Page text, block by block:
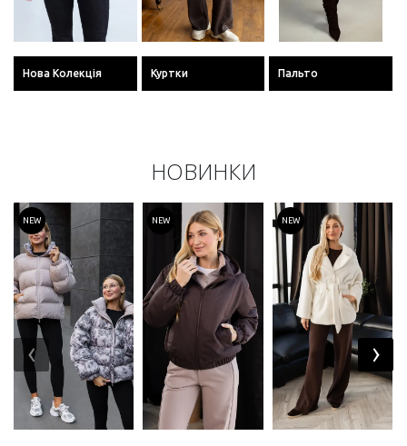
Нова Колекція Куртки Пальто
НОВИНКИ
NEW NEW NEW
‹ ›